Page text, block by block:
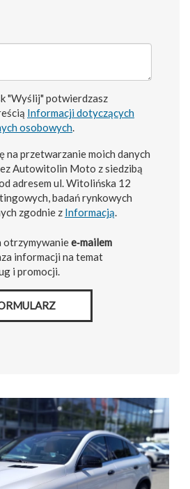
"Wyślij" potwierdzasz
Informacji dotyczących
osobowych.
na przetwarzanie moich danych
Autowitolin Moto z siedzibą
adresem ul. Witolińska 12
badań rynkowych
zgodnie z Informacją.
otrzymywaniee‑mailem
informacji na temat
i promocji.